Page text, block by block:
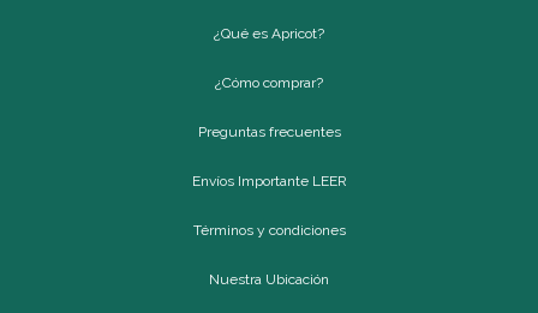
¿Qué es Apricot?
¿Cómo comprar?
Preguntas frecuentes
Envíos Importante LEER
Términos y condiciones
Nuestra Ubicación